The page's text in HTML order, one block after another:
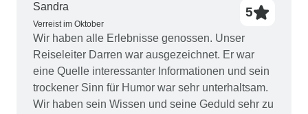
Sandra
Verreist im Oktober
5
Wir haben alle Erlebnisse genossen. Unser
Reiseleiter Darren war ausgezeichnet. Er war
eine Quelle interessanter Informationen und sein
trockener Sinn für Humor war sehr unterhaltsam.
Wir haben sein Wissen und seine Geduld sehr zu